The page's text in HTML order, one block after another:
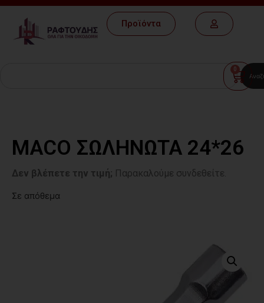
Προϊόντα
0
MACO ΣΩΛΗΝΩΤΑ 24*26
Δεν βλέπετε την τιμή; Παρακαλούμε συνδεθείτε.
Σε απόθεμα